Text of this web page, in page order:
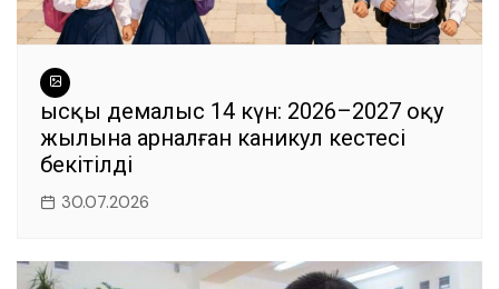
Қысқы демалыс 14 күн: 2026–2027 оқу
жылына арналған каникул кестесі
бекітілді
30.07.2026